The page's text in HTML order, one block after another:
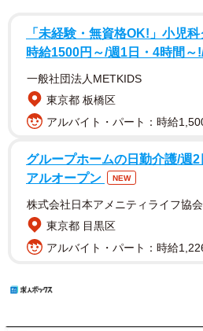
「未経験・無資格OK!」小児
時給1500円～/週1日・4時間～
一般社団法人METKIDS
東京都 板橋区
アルバイト・パート：時給
グループホームの日勤介護/週
アルオープン
NEW
株式会社日本アメニティライフ協会
東京都 目黒区
アルバイト・パート：時給